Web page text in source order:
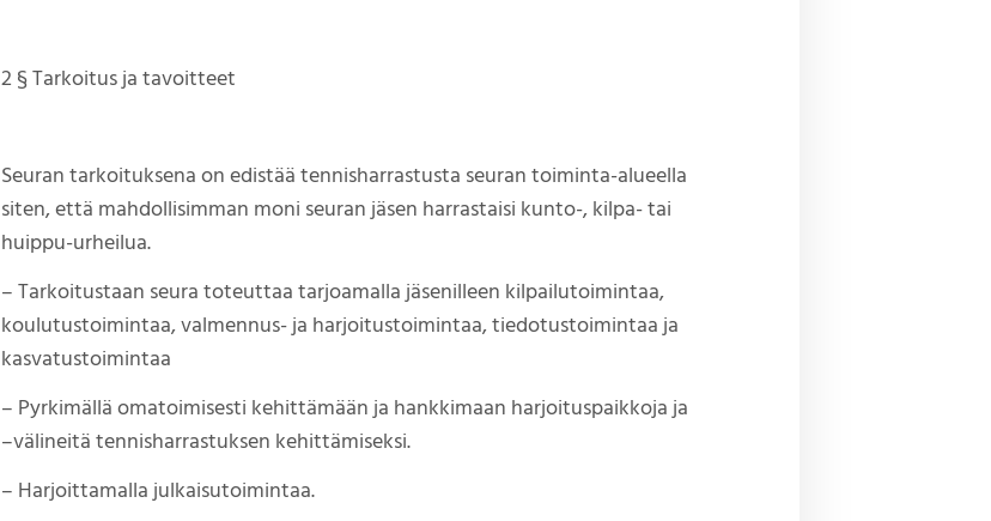
2 § Tarkoitus ja tavoitteet
Seuran tarkoituksena on edistää tennisharrastusta seuran toiminta-alueella
siten, että mahdollisimman moni seuran jäsen harrastaisi kunto-, kilpa- tai
huippu-urheilua.
– Tarkoitustaan seura toteuttaa tarjoamalla jäsenilleen kilpailutoimintaa,
koulutustoimintaa, valmennus- ja harjoitustoimintaa, tiedotustoimintaa ja
kasvatustoimintaa
– Pyrkimällä omatoimisesti kehittämään ja hankkimaan harjoituspaikkoja ja
–välineitä tennisharrastuksen kehittämiseksi.
– Harjoittamalla julkaisutoimintaa.